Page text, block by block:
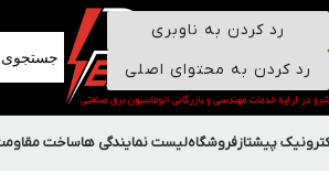
رد کردن به ناوبری
رد کردن به محتوای اصلی
پیشتازفروشگاهلیست نمایندگی هاساخت